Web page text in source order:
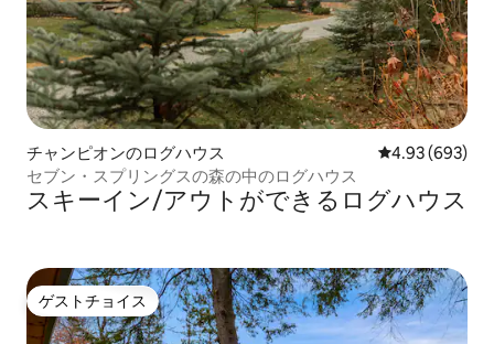
チャンピオンのログハウス レビュー693
4.93 (693)
セブン・スプリングスの森の中のログハウス
スキーイン/アウトができるログハウス
ゲストチョイス
ゲストチョイス